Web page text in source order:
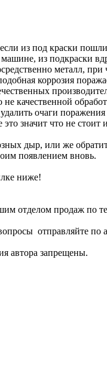
из под краски
машине, из
металл,
коррозия
качественной
очаги
значит что не
дыр, или же
появлением вновь.
ниже!
отделом продаж по
отправляйте по
автора запрещены.